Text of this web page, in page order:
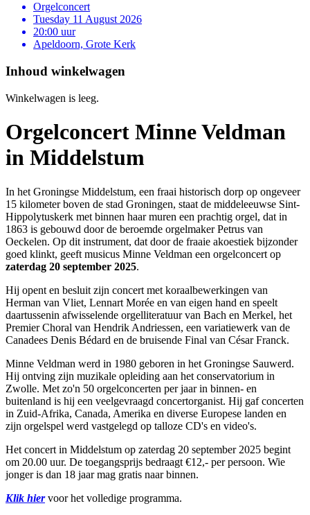
Orgelconcert
Tuesday 11 August 2026
20:00 uur
Apeldoorn, Grote Kerk
Inhoud winkelwagen
Winkelwagen is leeg.
Orgelconcert Minne Veldman
in Middelstum
In het Groningse Middelstum, een fraai historisch dorp op ongeveer
15 kilometer boven de stad Groningen, staat de middeleeuwse Sint-
Hippolytuskerk met binnen haar muren een prachtig orgel, dat in
1863 is gebouwd door de beroemde orgelmaker Petrus van
Oeckelen. Op dit instrument, dat door de fraaie akoestiek bijzonder
goed klinkt, geeft musicus Minne Veldman een orgelconcert op
zaterdag 20 september 2025.
Hij opent en besluit zijn concert met koraalbewerkingen van
Herman van Vliet, Lennart Morée en van eigen hand en speelt
daartussenin afwisselende orgelliteratuur van Bach en Merkel, het
Premier Choral van Hendrik Andriessen, een variatiewerk van de
Canadees Denis Bédard en de bruisende Final van César Franck.
Minne Veldman werd in 1980 geboren in het Groningse Sauwerd.
Hij ontving zijn muzikale opleiding aan het conservatorium in
Zwolle. Met zo'n 50 orgelconcerten per jaar in binnen- en
buitenland is hij een veelgevraagd concertorganist. Hij gaf concerten
in Zuid-Afrika, Canada, Amerika en diverse Europese landen en
zijn orgelspel werd vastgelegd op talloze CD's en video's.
Het concert in Middelstum op zaterdag 20 september 2025 begint
om 20.00 uur. De toegangsprijs bedraagt €12,- per persoon. Wie
jonger is dan 18 jaar mag gratis naar binnen.
Klik hiervoor het volledige programma.